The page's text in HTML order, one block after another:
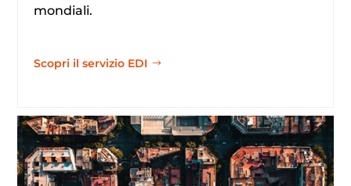
mondiali.
Scopri il servizio EDI